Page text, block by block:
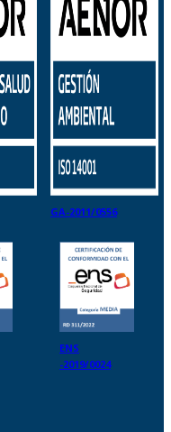
GA-2011/0556
ENS
-2019/0024